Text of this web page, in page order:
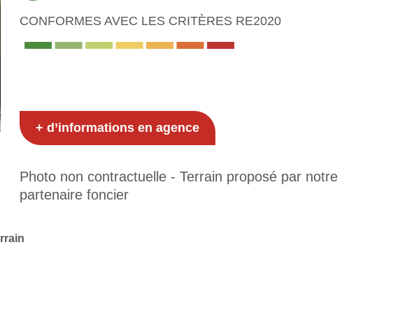
CONFORMES AVEC LES CRITÈRES RE2020
+ d’informations en agence
Photo non contractuelle - Terrain proposé par notre
partenaire foncier